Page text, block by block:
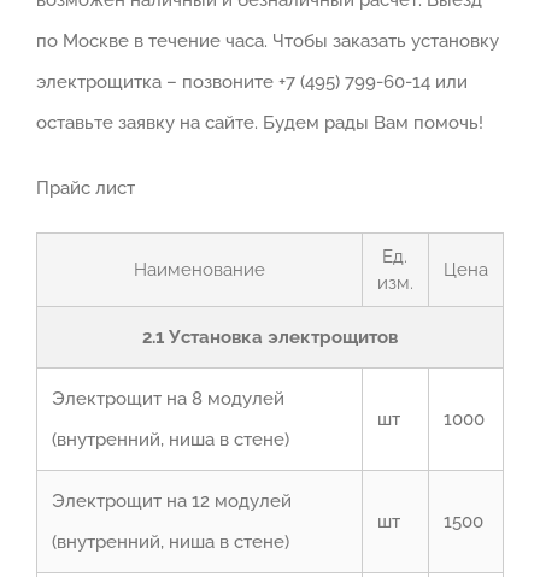
по Москве в течение часа. Чтобы заказать установку
электрощитка – позвоните +7 (495) 799-60-14 или
оставьте заявку на сайте. Будем рады Вам помочь!
Прайс лист
Наименование
Ед.
изм.
Цена
2.1 Установка электрощитов
Электрощит на 8 модулей
(внутренний, ниша в стене)
шт 1000
Электрощит на 12 модулей
(внутренний, ниша в стене)
шт 1500